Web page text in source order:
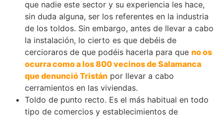
que nadie este sector y su experiencia les hace,
sin duda alguna, ser los referentes en la industria
de los toldos. Sin embargo, antes de llevar a cabo
la instalación, lo cierto es que debéis de
cercioraros de que podéis hacerla para que no os
ocurra como a los 800 vecinos de Salamanca
que denunció Tristán por llevar a cabo
cerramientos en las viviendas.
Toldo de punto recto. Es el más habitual en todo
tipo de comercios y establecimientos de